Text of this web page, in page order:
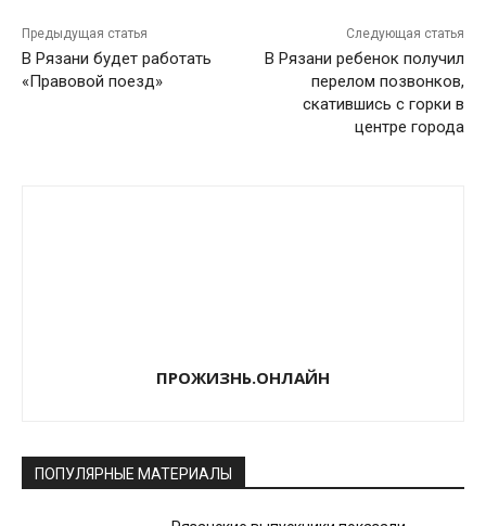
Предыдущая статья
В Рязани будет работать
«Правовой поезд»
Следующая статья
В Рязани ребенок получил
перелом позвонков,
скатившись с горки в
центре города
ПРОЖИЗНЬ.ОНЛАЙН
ПОПУЛЯРНЫЕ МАТЕРИАЛЫ